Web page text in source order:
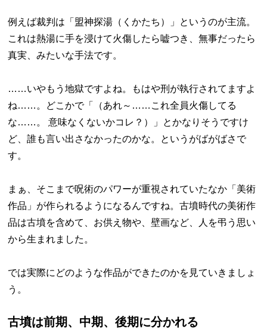
例えば裁判は「盟神探湯（くかたち）」というのが主流。
これは熱湯に手を浸けて火傷したら嘘つき、無事だったら
真実、みたいな手法です。
……いやもう地獄ですよね。もはや刑が執行されてますよ
ね……。どこかで「（あれ～……これ全員火傷してる
な……。 意味なくないかコレ？）」とかなりそうですけ
ど、誰も言い出さなかったのかな。というがばがばさで
す。
まぁ、そこまで呪術のパワーが重視されていたなか「美術
作品」が作られるようになるんですね。古墳時代の美術作
品は古墳を含めて、お供え物や、壁画など、人を弔う思い
から生まれました。
では実際にどのような作品ができたのかを見ていきましょ
う。
古墳は前期、中期、後期に分かれる